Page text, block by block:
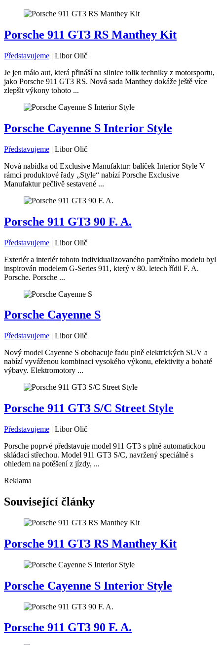
Porsche 911 GT3 RS Manthey Kit
Představujeme | Libor Olič
Je jen málo aut, která přináší na silnice tolik techniky z motorsportu,
jako Porsche 911 GT3 RS. Nová sada Manthey dokáže ještě více
zlepšit výkony tohoto ...
Porsche Cayenne S Interior Style
Představujeme | Libor Olič
Nová nabídka od Exclusive Manufaktur: balíček Interior Style V
rámci produktové řady „Style“ nabízí Porsche Exclusive
Manufaktur pečlivě sestavené ...
Porsche 911 GT3 90 F. A.
Představujeme | Libor Olič
Exteriér a interiér tohoto individualizovaného pamětního modelu byl
inspirován modelem G-Series 911, který v 80. letech řídil F. A.
Porsche. Porsche ...
Porsche Cayenne S
Představujeme | Libor Olič
Nový model Cayenne S obohacuje řadu plně elektrických SUV a
nabízí vyváženou kombinaci vysokého výkonu, efektivity a bohaté
výbavy. Elektromotory ...
Porsche 911 GT3 S/C Street Style
Představujeme | Libor Olič
Porsche poprvé představuje model 911 GT3 s plně automatickou
skládací střechou. Model 911 GT3 S/C, navržený speciálně s
ohledem na potěšení z jízdy, ...
Reklama
Související články
Porsche 911 GT3 RS Manthey Kit
Porsche Cayenne S Interior Style
Porsche 911 GT3 90 F. A.